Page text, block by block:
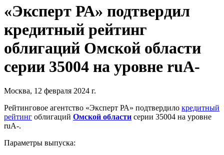
«Эксперт РА» подтвердил
кредитный рейтинг
облигаций Омской области
серии 35004 на уровне ruА-
Москва, 12 февраля 2024 г.
Рейтинговое агентство «Эксперт РА» подтвердило кредитный
рейтинг облигаций Омской области серии 35004 на уровне
ruА-.
Параметры выпуска: